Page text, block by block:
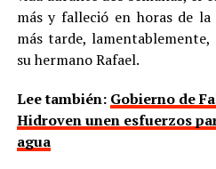
más y falleció en horas de
más tarde,
su hermano Rafael.
Lee también: Gobierno de
Hidroven unen esfuerzos
agua